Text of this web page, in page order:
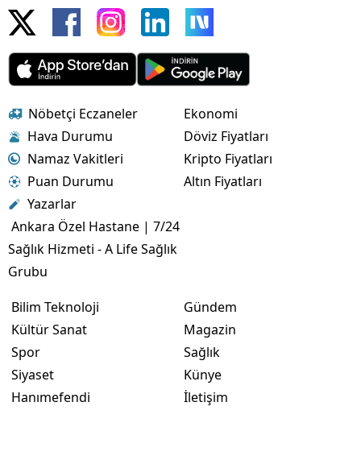
Nöbetçi Eczaneler
Hava Durumu
Namaz Vakitleri
Puan Durumu
Yazarlar
Ankara Özel Hastane | 7/24
Sağlık Hizmeti - A Life Sağlık
Grubu
Ekonomi
Döviz Fiyatları
Kripto Fiyatları
Altın Fiyatları
Bilim Teknoloji
Kültür Sanat
Spor
Siyaset
Hanımefendi
Gündem
Magazin
Sağlık
Künye
İletişim